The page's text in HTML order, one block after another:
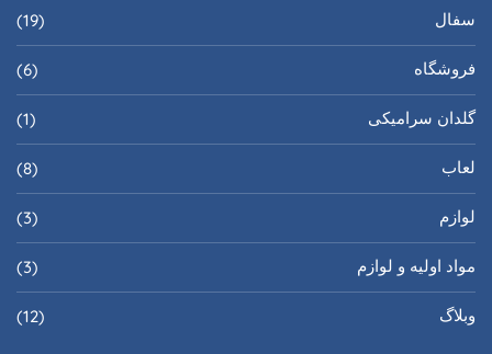
سفال (19)
فروشگاه (6)
گلدان سرامیکی (1)
لعاب (8)
لوازم (3)
مواد اولیه و لوازم (3)
وبلاگ (12)